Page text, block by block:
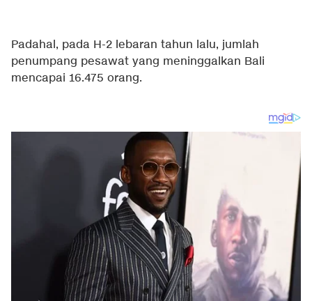
Padahal, pada H-2 lebaran tahun lalu, jumlah
penumpang pesawat yang meninggalkan Bali
mencapai 16.475 orang.